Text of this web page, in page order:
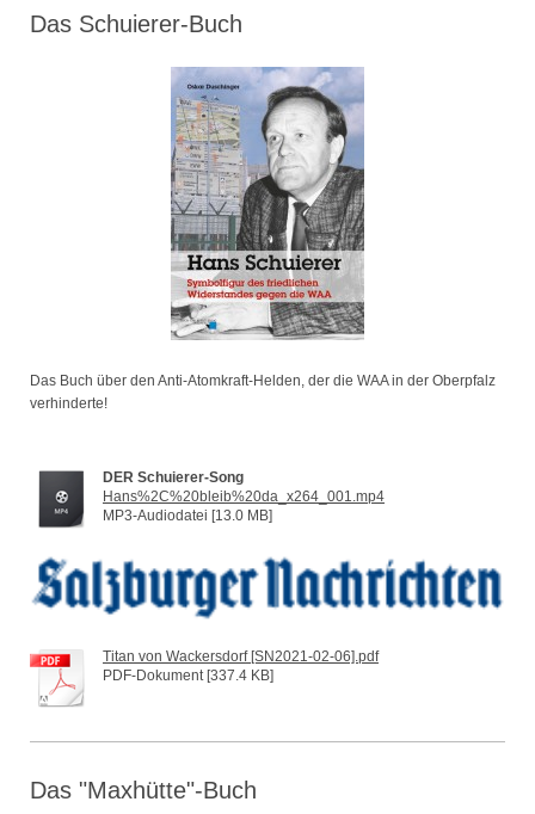
Das Schuierer-Buch
Das Buch über den Anti-Atomkraft-Helden, der die WAA in der Oberpfalz
verhinderte!
DER Schuierer-Song
Hans%2C%20bleib%20da_x264_001.mp4
MP3-Audiodatei [13.0 MB]
Titan von Wackersdorf [SN2021-02-06].pdf
PDF-Dokument [337.4 KB]
Das "Maxhütte"-Buch